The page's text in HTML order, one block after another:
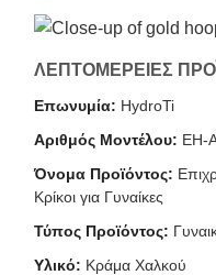
ΛΕΠΤΟΜΕΡΕΙΕΣ
Επωνυμία: HydroTi
Αριθμός Μοντέλου: EH-
Όνομα Προϊόντος:
Κρίκοι για Γυναίκες
Τύπος Προϊόντος:
Υλικό: Κράμα Χαλκού